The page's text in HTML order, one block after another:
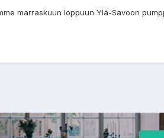
marraskuun loppuun Ylä-Savoon